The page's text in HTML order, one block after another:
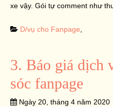
xe vậy. Gói tự comment như
D/vụ cho Fanpage,
3. Báo giá dịch
sóc fanpage
Ngày 20, tháng 4 năm 2020